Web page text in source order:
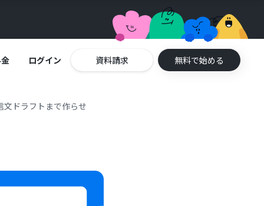
ログイン 資料請求 無料で始める
ドラフトまで作らせ